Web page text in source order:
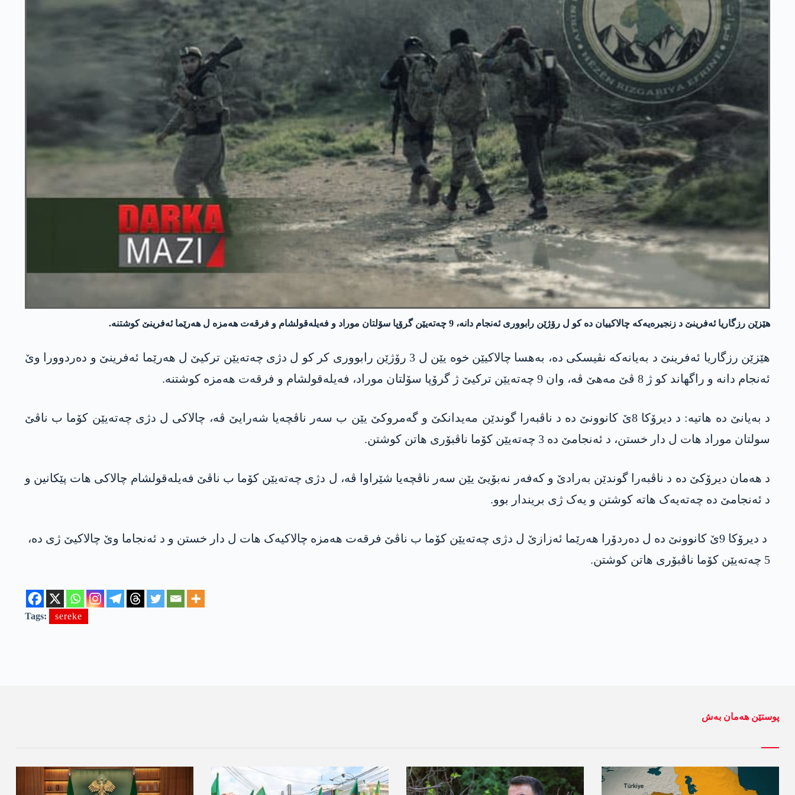
هێزێن رزگاریا ئه‌فرینێ د زنجیره‌یه‌كه‌ چالاكییان ده‌ كو ل رۆژێن رابووری ئه‌نجام دانه‌، 9 چه‌ته‌یێن گرۆپا سۆلتان موراد و فه‌یله‌قولشام و فرقه‌ت هه‌مزه‌ ل هه‌رێما ئه‌فرینێ كوشتنه‌.
هێزێن رزگاریا ئه‌فرینێ د به‌یانه‌كه‌ نڤیسكی ده‌، به‌هسا چالاكیێن خوه‌ یێن ل 3 رۆژێن رابووری كر كو ل دژی چه‌ته‌یێن تركیێ ل هه‌رێما ئه‌فرینێ و ده‌ردوورا وێ
ئه‌نجام دانه‌ و راگهاند كو ژ 8 ڤێ مه‌هێ ڤه‌، وان 9 چه‌ته‌یێن تركیێ ژ گرۆپا سۆلتان موراد، فه‌یله‌قولشام و فرقه‌ت هه‌مزه‌ كوشتنه‌.
د به‌یانێ ده‌ هاتیه‌: د دیرۆکا 8ێ کانوونێ دە د ناڤبەرا گوندێن مەیدانکێ و گەمروکێ یێن ب سەر ناڤچەیا شەرایێ ڤه‌، چالاكی ل دژی چەتەیێن کۆما ب ناڤێ
سولتان موراد هات ل دار خستن، د ئەنجامێ دە 3 چەتەیێن کۆما ناڤبۆری ھاتن کوشتن.
د ھەمان دیرۆکێ دە د ناڤبەرا گوندێن بەرادێ و کەفەر نەبۆیێ یێن سەر ناڤچەیا شێراوا ڤە، ل دژی چەتەیێن کۆما ب ناڤێ فەیله‌قولشام چالاکی هات پێكانین و
د ئەنجامێ دە چەتەیەک ھاتە کوشتن و یەک ژی بریندار بوو.
د دیرۆکا 9ێ کانوونێ دە ل دەردۆرا ھەرێما ئەزازێ ل دژی چەتەیێن کۆما ب ناڤێ فرقه‌ت ھەمزە چالاکیەک هات ل دار خستن و د ئه‌نجاما وێ چالاكیێ ژی ده‌،
5 چەتەیێن کۆما ناڤبۆری ھاتن کوشتن.
Tags: sereke
پوستێن ھەمان بەش